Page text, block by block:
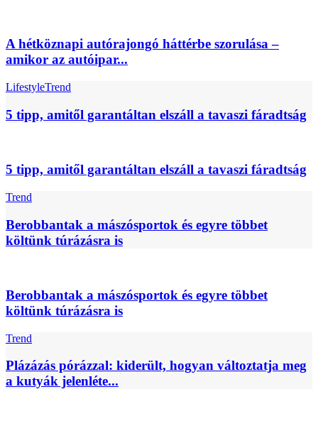
A hétköznapi autórajongó háttérbe szorulása –
amikor az autóipar...
LifestyleTrend
5 tipp, amitől garantáltan elszáll a tavaszi fáradtság
5 tipp, amitől garantáltan elszáll a tavaszi fáradtság
Trend
Berobbantak a mászósportok és egyre többet
költünk túrázásra is
Berobbantak a mászósportok és egyre többet
költünk túrázásra is
Trend
Plázázás pórázzal: kiderült, hogyan változtatja meg
a kutyák jelenléte...